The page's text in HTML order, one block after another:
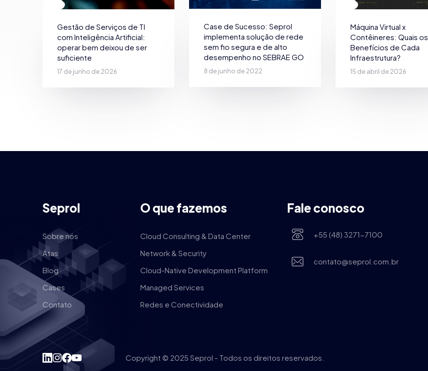
Gestão de Serviços de TI
com Inteligência Artificial:
operar bem deixou de ser
suficiente
17 de junho de 2026
Case de Sucesso: Seprol
implementa solução de rede
sem fio segura e de alto
desempenho no SEBRAE GO
8 de junho de 2022
Máquina Virtual x
Contêineres: Quais os
Benefícios de Cada
Infraestrutura?
15 de abril de 2026
Seprol
Sobre nós
Atas
Blog
Cases
Contato
O que fazemos
Cloud Consulting & Data Center
Network & Security
Cloud-Native Development Platform
Managed Services
Redes e Conectividade
Fale conosco
+55 (48) 3271-7100
contato@seprol.com.br
Copyright © 2025 Seprol - Todos os direitos reservados.